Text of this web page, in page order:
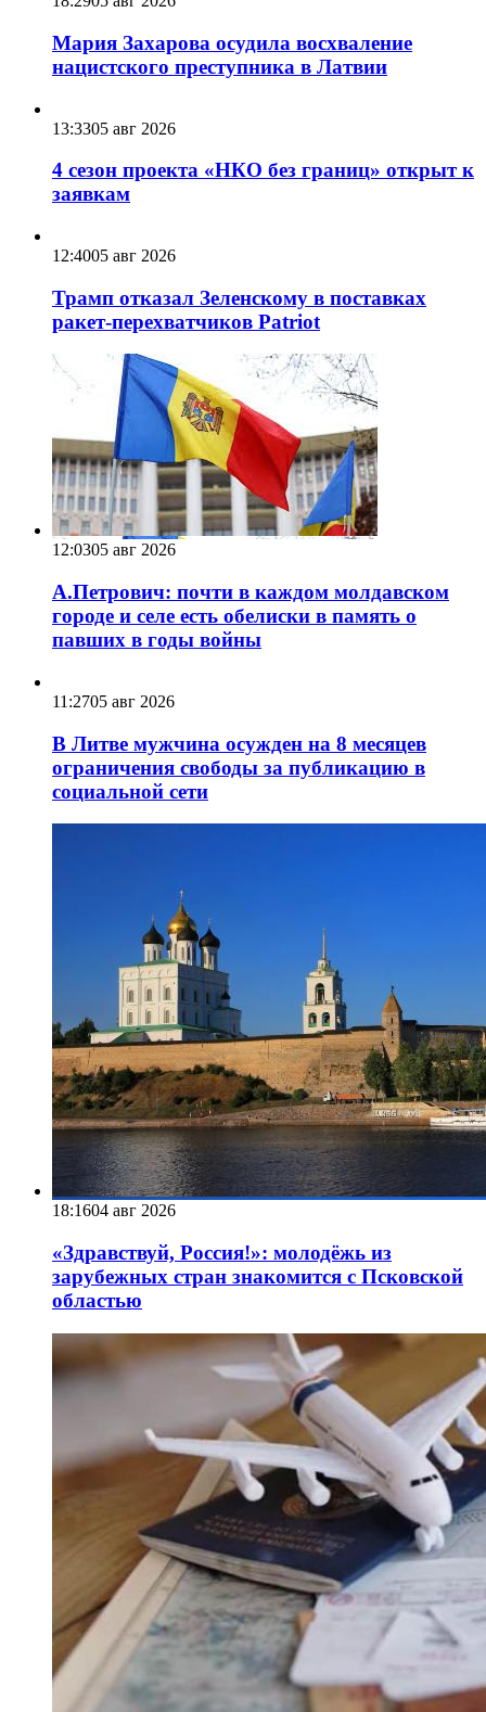
Мария Захарова осудила восхваление
нацистского преступника в Латвии
13:3305 авг 2026
4 сезон проекта «НКО без границ» открыт к
заявкам
12:4005 авг 2026
Трамп отказал Зеленскому в поставках
ракет-перехватчиков Patriot
12:0305 авг 2026
А.Петрович: почти в каждом молдавском
городе и селе есть обелиски в память о
павших в годы войны
11:2705 авг 2026
В Литве мужчина осужден на 8 месяцев
ограничения свободы за публикацию в
социальной сети
18:1604 авг 2026
«Здравствуй, Россия!»: молодёжь из
зарубежных стран знакомится с Псковской
областью